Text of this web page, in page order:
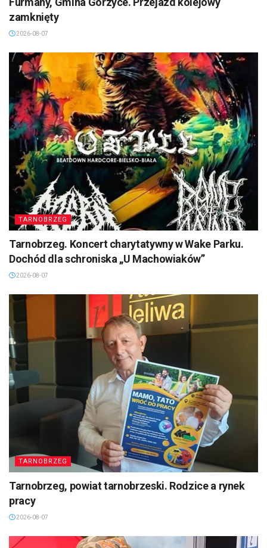
zamknięty
2026-08-07
TARNOBRZEG
Tarnobrzeg. Koncert charytatywny w Wake Parku.
Dochód dla schroniska „U Machowiaków”
2026-08-07
TARNOBRZEG
Tarnobrzeg, powiat tarnobrzeski. Rodzice a rynek
pracy
2026-08-07